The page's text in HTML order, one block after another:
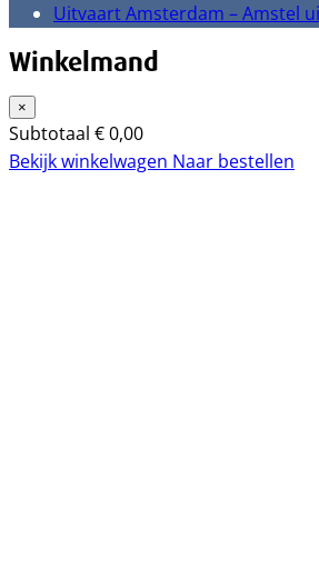
Uitvaart Amsterdam – Amstel
Winkelmand
×
Subtotaal €0,00
Bekijk winkelwagen Naar bestellen